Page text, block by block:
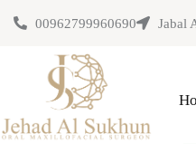
00962799960690 Jabal